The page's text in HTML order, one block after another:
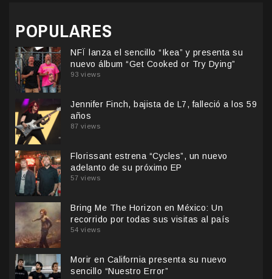
POPULARES
NFÏ lanza el sencillo “Ikea” y presenta su
nuevo álbum “Get Cooked or Try Dying”
93 views
Jennifer Finch, bajista de L7, falleció a los 59
años
87 views
Florissant estrena “Cycles”, un nuevo
adelanto de su próximo EP
57 views
Bring Me The Horizon en México: Un
recorrido por todas sus visitas al país
54 views
Morir en California presenta su nuevo
sencillo “Nuestro Error”